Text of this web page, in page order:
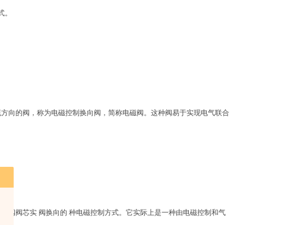
向的阀，称为电磁控制换向阀，简称电磁阀。这种阀易于实现电气联合
阀阀芯实 阀换向的 种电磁控制方式。它实际上是一种由电磁控制和气